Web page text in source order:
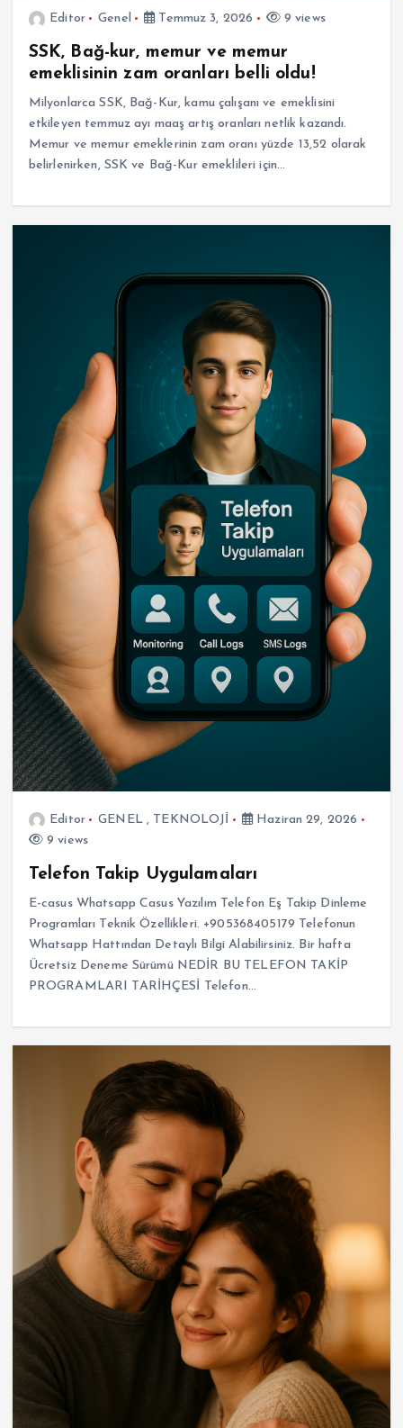
Editor Genel Temmuz 3, 2026 9 views
SSK, Bağ-kur, memur ve memur
emeklisinin zam oranları belli oldu!
Milyonlarca SSK, Bağ-Kur, kamu çalışanı ve emeklisini
etkileyen temmuz ayı maaş artış oranları netlik kazandı.
Memur ve memur emeklerinin zam oranı yüzde 13,52 olarak
belirlenirken, SSK ve Bağ-Kur emeklileri için…
Editor GENEL, TEKNOLOJİ
Haziran 29, 2026
9 views
Telefon Takip Uygulamaları
E-casus Whatsapp Casus Yazılım Telefon Eş Takip Dinleme
Programları Teknik Özellikleri. +905368405179 Telefonun
Whatsapp Hattından Detaylı Bilgi Alabilirsiniz. Bir hafta
Ücretsiz Deneme Sürümü NEDİR BU TELEFON TAKİP
PROGRAMLARI TARİHÇESİ Telefon…